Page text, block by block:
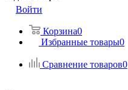
Войти
Корзина0
Избранные товары0
Сравнение товаров0